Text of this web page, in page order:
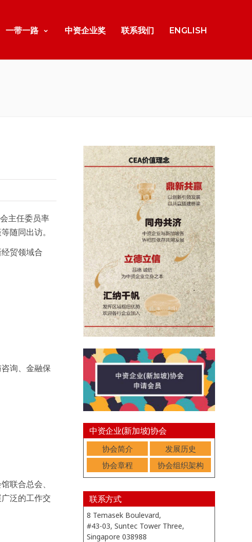
一带一路 中资企业奖 联系我们 ENGLISH
主任委员率
随同出访。
贸领域合
询、金融保
联合总会、
泛的工作交
中资企业(新加坡)协会
协会简介
发展历史
协会章程
协会组织架构
联系方式
8 Temasek Boulevard,
#43-03, Suntec Tower Three,
Singapore 038988